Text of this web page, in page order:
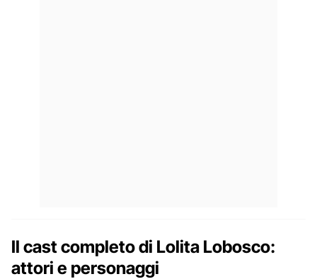
Il cast completo di Lolita Lobosco:
attori e personaggi